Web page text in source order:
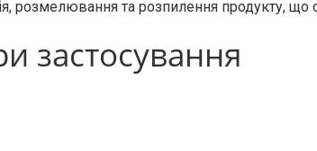
розмелювання та розпилення продукту, що
застосування